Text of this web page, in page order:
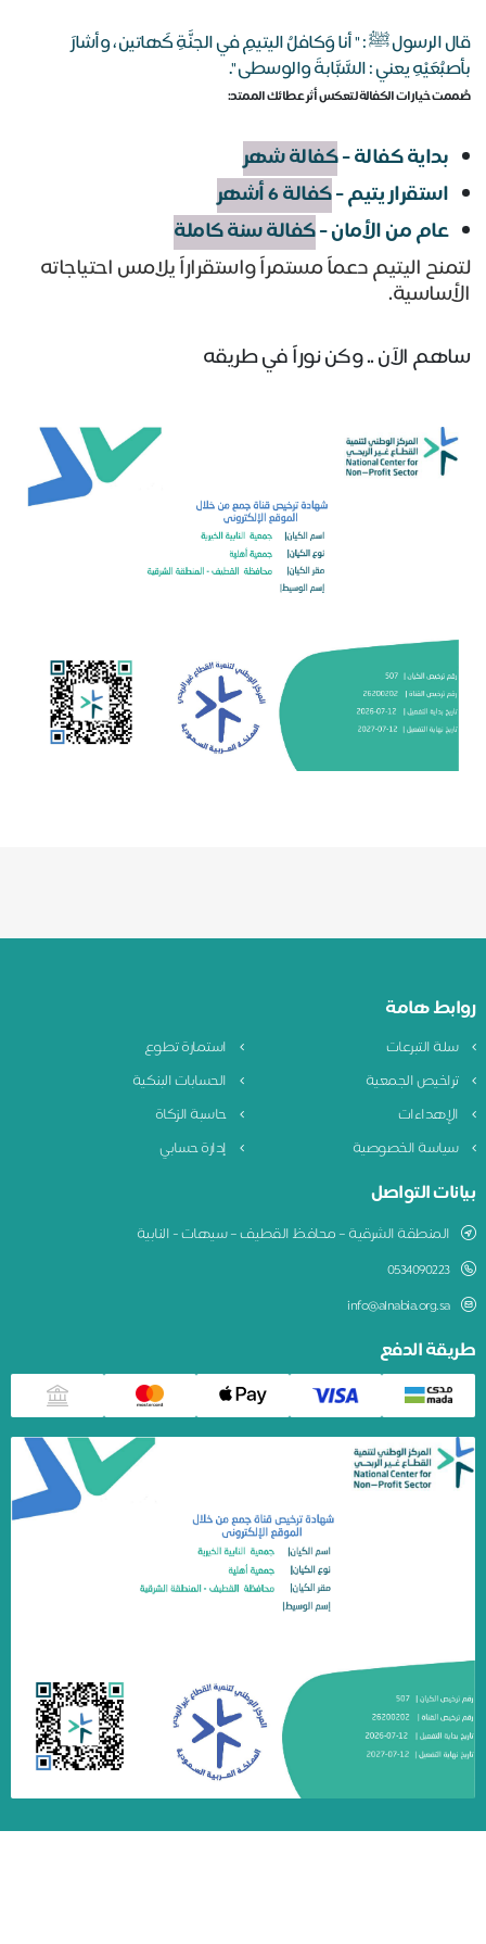
قال الرسول ﷺ : " أنا وَكافلُ اليتيمِ في الجنَّةِ كَهاتين ، وأشارَ
بأصبُعَيْهِ يعني : السَّبَّابةَ والوسطى ".
صُممت خيارات الكفالة لتعكس أثر عطائك الممتد:
بداية كفالة -كفالة شهر
استقرار يتيم -كفالة 6 أشهر
عام من الأمان -كفالة سنة كاملة
لتمنح اليتيم دعماً مستمراً واستقراراً يلامس احتياجاته
الأساسية.
ساهم الآن .. وكن نوراً في طريقه
روابط هامة
سلة التبرعات
استمارة تطوع
تراخيص الجمعية
الحسابات البنكية
الإهداءات
حاسبة الزكاة
سياسة الخصوصية
إدارة حسابي
بيانات التواصل
المنطقة الشرقية – محافظ القطيف – سيهات - النابية
0534090223
info@alnabia.org.sa
طريقة الدفع